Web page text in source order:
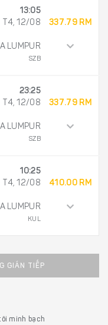
13:05
T4, 12/08
LUMPUR
SZB
337.79 RM
23:25
T4, 12/08
LUMPUR
SZB
337.79 RM
10:25
T4, 12/08
LUMPUR
KUL
410.00 RM
GIÁN TIẾP
minh bạch